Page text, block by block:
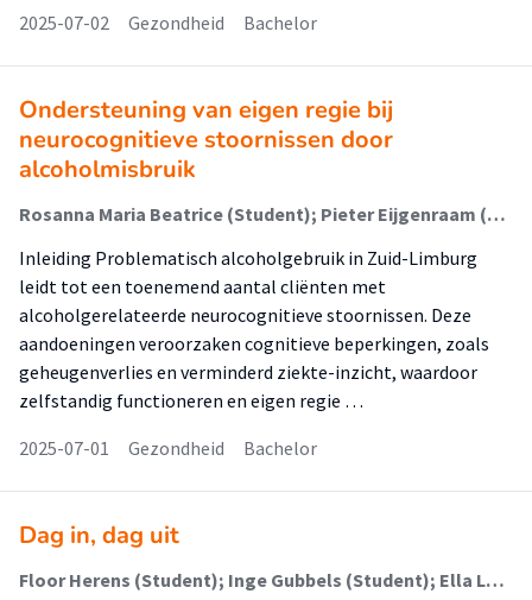
2025-07-02
Gezondheid Bachelor
Ondersteuning van eigen regie bij
neurocognitieve stoornissen door
alcoholmisbruik
Rosanna Maria Beatrice (Student); Pieter Eijgenraam (Begeleider)
Inleiding Problematisch alcoholgebruik in Zuid-Limburg
leidt tot een toenemend aantal cliënten met
alcoholgerelateerde neurocognitieve stoornissen. Deze
aandoeningen veroorzaken cognitieve beperkingen, zoals
geheugenverlies en verminderd ziekte-inzicht, waardoor
zelfstandig functioneren en eigen regie …
2025-07-01
Gezondheid Bachelor
Dag in, dag uit
Floor Herens (Student); Inge Gubbels (Student); Ella Lemmens (Begeleider)